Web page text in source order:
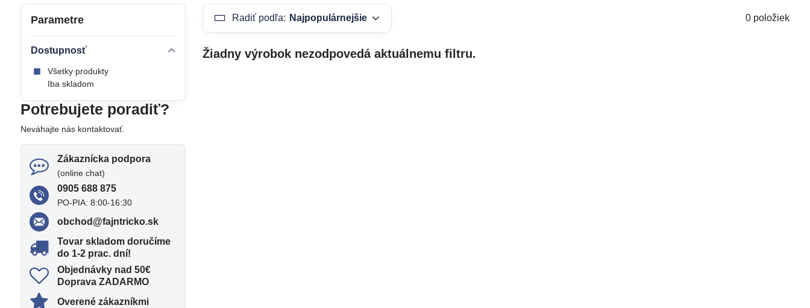
Radiť podľa: Najpopulárnejšie 0 položiek
Parametre
Dostupnosť
Všetky produkty
Iba skladom
Potrebujete poradiť?
Neváhajte nás kontaktovať.
Zákaznícka podpora
(online chat)
0905 688 875
PO-PIA: 8:00-16:30
obchod​@fajntricko​.sk
Tovar skladom doručíme
do 1-2 prac​. dní!
Objednávky nad 50€
Doprava ZADARMO
Overené zákazníkmi